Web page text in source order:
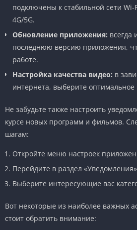
подключены к стабильной сети Wi-
4G/5G.
Обновление приложения: всегда
последнюю версию приложения,
работе.
Настройка качества видео: в
интернета, выберите оптимальное
Не забудьте также настроить
курсе новых программ и фильмов.
шагам:
Откройте меню настроек
Перейдите в раздел
Выберите интересующие вас
Вот некоторые из наиболее важных
стоит обратить внимание: